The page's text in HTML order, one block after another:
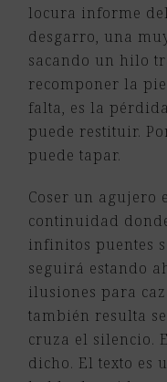
locura informe
desgarro, una
sacando un hilo
recomponer la
falta, es la
puede restituir.
puede tapar.
Coser un agujero
continuidad
infinitos puentes
seguirá estando
ilusiones para
también resulta
cruza el silencio.
dicho. El texto es